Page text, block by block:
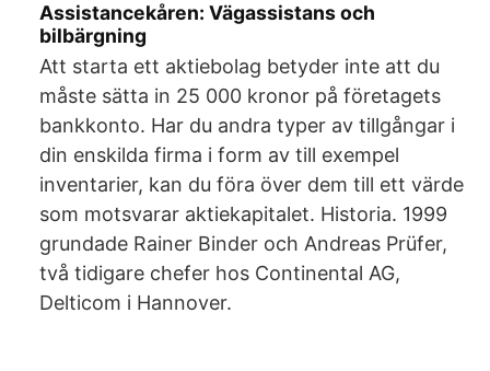
Assistancekåren: Vägassistans och
bilbärgning
Att starta ett aktiebolag betyder inte att du
måste sätta in 25 000 kronor på företagets
bankkonto. Har du andra typer av tillgångar i
din enskilda firma i form av till exempel
inventarier, kan du föra över dem till ett värde
som motsvarar aktiekapitalet. Historia. 1999
grundade Rainer Binder och Andreas Prüfer,
två tidigare chefer hos Continental AG,
Delticom i Hannover.